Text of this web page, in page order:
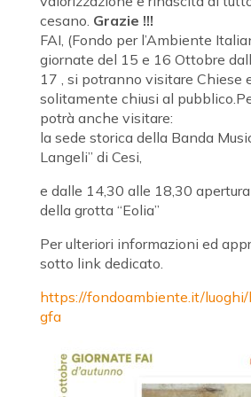
cesano. Grazie !!!
FAI, (Fondo per l’Ambiente
giornate del 15 e 16 Ottobre
17 , si potranno visitare Chiese
solitamente chiusi al
potrà anche visitare:
la sede storica della Banda
Langeli” di Cesi,
e dalle 14,30 alle 18,30
della grotta “Eolia”
Per ulteriori informazioni ed
sotto link dedicato.
https://fondoambiente.it/
gfa